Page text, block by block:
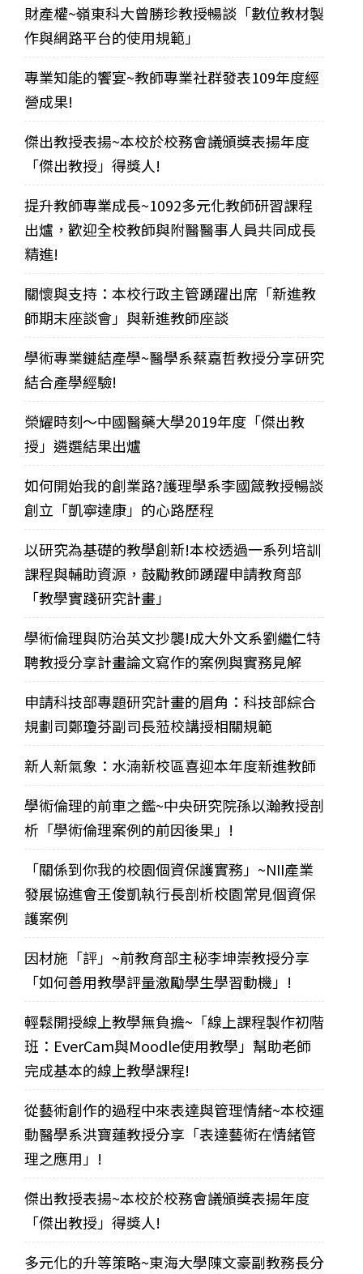
財產權~嶺東科大曾勝珍教授暢談「數位教材製
作與網路平台的使用規範」
專業知能的饗宴~教師專業社群發表109年度經
營成果!
傑出教授表揚~本校於校務會議頒獎表揚年度
「傑出教授」得獎人!
提升教師專業成長~1092多元化教師研習課程
出爐，歡迎全校教師與附醫醫事人員共同成長
精進!
關懷與支持：本校行政主管踴躍出席「新進教
師期末座談會」與新進教師座談
學術專業鏈結產學~醫學系蔡嘉哲教授分享研究
結合產學經驗!
榮耀時刻～中國醫藥大學2019年度「傑出教
授」遴選結果出爐
如何開始我的創業路?護理學系李國箴教授暢談
創立「凱寧達康」的心路歷程
以研究為基礎的教學創新!本校透過一系列培訓
課程與輔助資源，鼓勵教師踴躍申請教育部
「教學實踐研究計畫」
學術倫理與防治英文抄襲!成大外文系劉繼仁特
聘教授分享計畫論文寫作的案例與實務見解
申請科技部專題研究計畫的眉角：科技部綜合
規劃司鄭瓊芬副司長蒞校講授相關規範
新人新氣象：水湳新校區喜迎本年度新進教師
學術倫理的前車之鑑~中央研究院孫以瀚教授剖
析「學術倫理案例的前因後果」!
「關係到你我的校園個資保護實務」~NII產業
發展協進會王俊凱執行長剖析校園常見個資保
護案例
因材施「評」~前教育部主秘李坤崇教授分享
「如何善用教學評量激勵學生學習動機」!
輕鬆開授線上教學無負擔~「線上課程製作初階
班：EverCam與Moodle使用教學」幫助老師
完成基本的線上教學課程!
從藝術創作的過程中來表達與管理情緒~本校運
動醫學系洪寶蓮教授分享「表達藝術在情緒管
理之應用」!
傑出教授表揚~本校於校務會議頒獎表揚年度
「傑出教授」得獎人!
多元化的升等策略~東海大學陳文豪副教務長分